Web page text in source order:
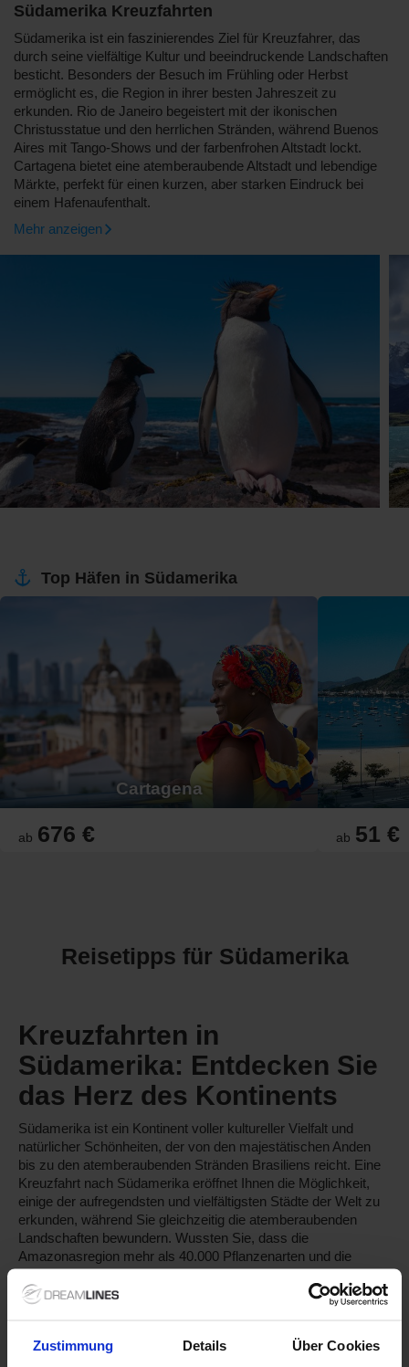
Zustimmung Details Über Cookies
Südamerika Kreuzfahrten
Südamerika ist ein faszinierendes Ziel für Kreuzfahrer, das
durch seine vielfältige Kultur und beeindruckende Landschaften
besticht. Besonders der Besuch im Frühling oder Herbst
ermöglicht es, die Region in ihrer besten Jahreszeit zu
erkunden. Rio de Janeiro begeistert mit der ikonischen
Christusstatue und den herrlichen Stränden, während Buenos
Aires mit Tango-Shows und der farbenfrohen Altstadt lockt.
Cartagena bietet eine atemberaubende Altstadt und lebendige
Märkte, perfekt für einen kurzen, aber starken Eindruck bei
einem Hafenaufenthalt.
Mehr anzeigen
Top Häfen in Südamerika
Cartagena
ab 676 € ab 51 €
Reisetipps für Südamerika
Kreuzfahrten in
Südamerika: Entdecken Sie
das Herz des Kontinents
Südamerika ist ein Kontinent voller kultureller Vielfalt und
natürlicher Schönheiten, der von den majestätischen Anden
bis zu den atemberaubenden Stränden Brasiliens reicht. Eine
Kreuzfahrt nach Südamerika eröffnet Ihnen die Möglichkeit,
einige der aufregendsten und vielfältigsten Städte der Welt zu
erkunden, während Sie gleichzeitig die atemberaubenden
Landschaften bewundern. Wussten Sie, dass die
Amazonasregion mehr als 40.000 Pflanzenarten und die
größte Artenvielfalt der Welt beherbergt? Ein Abenteuer in
Südamerika flößt Ihnen nicht nur die Schönheit der Natur ein,
sondern ermöglicht Ihnen auch, in die reiche Geschichte und